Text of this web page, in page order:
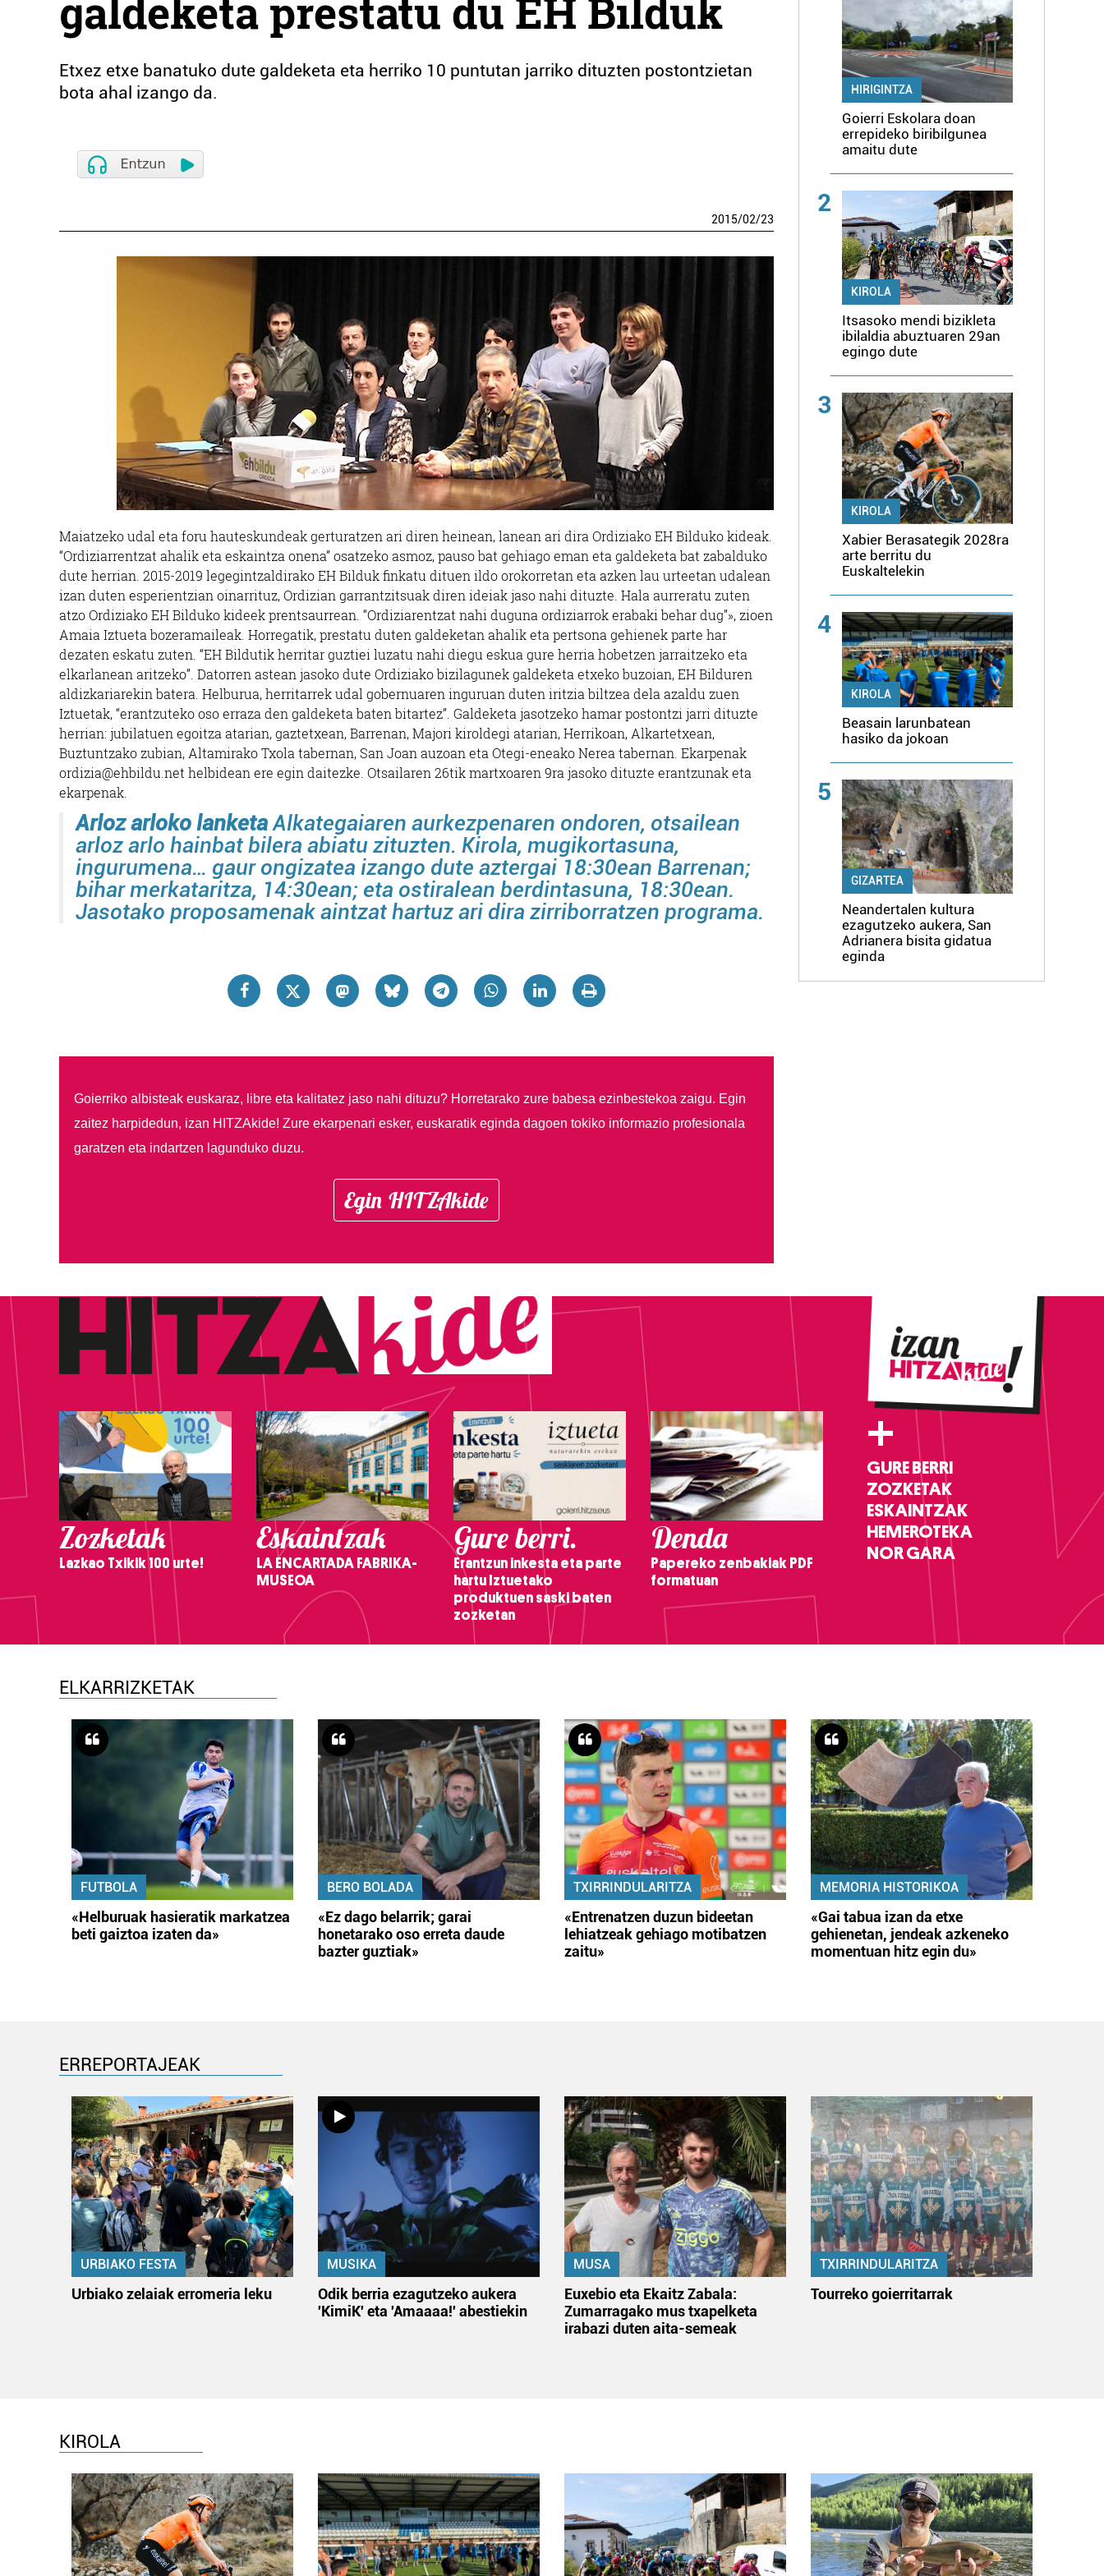
galdeketa prestatu du EH Bilduk
Etxez etxe banatuko dute galdeketa eta herriko 10 puntutan jarriko dituzten postontzietan
bota ahal izango da.
2015/02/23
Maiatzeko udal eta foru hauteskundeak gerturatzen ari diren heinean, lanean ari dira Ordiziako EH Bilduko kideak.
“Ordiziarrentzat ahalik eta eskaintza onena” osatzeko asmoz, pauso bat gehiago eman eta galdeketa bat zabalduko
dute herrian. 2015-2019 legegintzaldirako EH Bilduk finkatu dituen ildo orokorretan eta azken lau urteetan udalean
izan duten esperientzian oinarrituz, Ordizian garrantzitsuak diren ideiak jaso nahi dituzte. Hala aurreratu zuten
atzo Ordiziako EH Bilduko kideek prentsaurrean. “Ordiziarentzat nahi duguna ordiziarrok erabaki behar dug”», zioen
Amaia Iztueta bozeramaileak. Horregatik, prestatu duten galdeketan ahalik eta pertsona gehienek parte har
dezaten eskatu zuten. “EH Bildutik herritar guztiei luzatu nahi diegu eskua gure herria hobetzen jarraitzeko eta
elkarlanean aritzeko”. Datorren astean jasoko dute Ordiziako bizilagunek galdeketa etxeko buzoian, EH Bilduren
aldizkariarekin batera. Helburua, herritarrek udal gobernuaren inguruan duten iritzia biltzea dela azaldu zuen
Iztuetak, “erantzuteko oso erraza den galdeketa baten bitartez”. Galdeketa jasotzeko hamar postontzi jarri dituzte
herrian: jubilatuen egoitza atarian, gaztetxean, Barrenan, Majori kiroldegi atarian, Herrikoan, Alkartetxean,
Buztuntzako zubian, Altamirako Txola tabernan, San Joan auzoan eta Otegi-eneako Nerea tabernan. Ekarpenak
ordizia@ehbildu.net helbidean ere egin daitezke. Otsailaren 26tik martxoaren 9ra jasoko dituzte erantzunak eta
ekarpenak.
Arloz arloko lanketaAlkategaiaren aurkezpenaren ondoren, otsailean
arloz arlo hainbat bilera abiatu zituzten. Kirola, mugikortasuna,
ingurumena… gaur ongizatea izango dute aztergai 18:30ean Barrenan;
bihar merkataritza, 14:30ean; eta ostiralean berdintasuna, 18:30ean.
Jasotako proposamenak aintzat hartuz ari dira zirriborratzen programa.
Goierriko albisteak euskaraz, libre eta kalitatez jaso nahi dituzu? Horretarako zure babesa ezinbestekoa zaigu. Egin
zaitez harpidedun, izan HITZAkide! Zure ekarpenari esker, euskaratik eginda dagoen tokiko informazio profesionala
garatzen eta indartzen lagunduko duzu.
Egin HITZAkide
HIRIGINTZA
Goierri Eskolara doan
errepideko biribilgunea
amaitu dute
2
KIROLA
Itsasoko mendi bizikleta
ibilaldia abuztuaren 29an
egingo dute
3
KIROLA
Xabier Berasategik 2028ra
arte berritu du
Euskaltelekin
4
KIROLA
Beasain larunbatean
hasiko da jokoan
5
GIZARTEA
Neandertalen kultura
ezagutzeko aukera, San
Adrianera bisita gidatua
eginda
Zozketak
Lazkao Txikik 100 urte!
Eskaintzak
LA ENCARTADA FABRIKA-
MUSEOA
Gure berri.
Erantzun inkesta eta parte
hartu Iztuetako
produktuen saski baten
zozketan
Denda
Papereko zenbakiak PDF
formatuan
+
GURE BERRI
ZOZKETAK
ESKAINTZAK
HEMEROTEKA
NOR GARA
ELKARRIZKETAK
FUTBOLA
«Helburuak hasieratik markatzea
beti gaiztoa izaten da»
BERO BOLADA
«Ez dago belarrik; garai
honetarako oso erreta daude
bazter guztiak»
TXIRRINDULARITZA
«Entrenatzen duzun bideetan
lehiatzeak gehiago motibatzen
zaitu»
MEMORIA HISTORIKOA
«Gai tabua izan da etxe
gehienetan, jendeak azkeneko
momentuan hitz egin du»
ERREPORTAJEAK
URBIAKO FESTA
Urbiako zelaiak erromeria leku
MUSIKA
Odik berria ezagutzeko aukera
'KimiK' eta 'Amaaaa!' abestiekin
MUSA
Euxebio eta Ekaitz Zabala:
Zumarragako mus txapelketa
irabazi duten aita-semeak
TXIRRINDULARITZA
Tourreko goierritarrak
KIROLA